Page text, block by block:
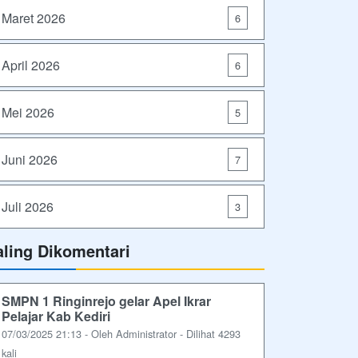
Maret 2026 6
April 2026 6
Mei 2026 5
Juni 2026 7
Juli 2026 3
Dikomentari
SMPN 1 Ringinrejo gelar Apel Ikrar
Pelajar Kab Kediri
07/03/2025 21:13 - Oleh Administrator - Dilihat 4293
kali